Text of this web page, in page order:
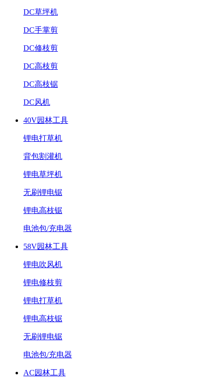
DC草坪机
DC手掌剪
DC修枝剪
DC高枝剪
DC高枝锯
DC风机
40V园林工具
锂电打草机
背包割灌机
锂电草坪机
无刷锂电锯
锂电高枝锯
电池包/充电器
58V园林工具
锂电吹风机
锂电修枝剪
锂电打草机
锂电高枝锯
无刷锂电锯
电池包/充电器
AC园林工具